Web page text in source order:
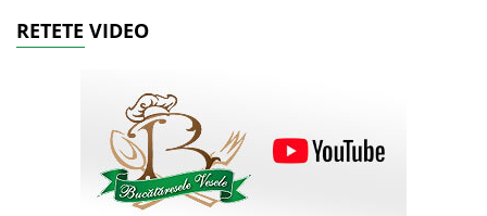
RETETE VIDEO